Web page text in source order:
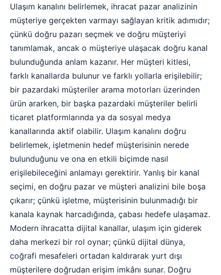
Ulaşım kanalını belirlemek, ihracat pazar analizinin
müşteriye gerçekten varmayı sağlayan kritik adımıdır;
çünkü doğru pazarı seçmek ve doğru müşteriyi
tanımlamak, ancak o müşteriye ulaşacak doğru kanal
bulunduğunda anlam kazanır. Her müşteri kitlesi,
farklı kanallarda bulunur ve farklı yollarla erişilebilir;
bir pazardaki müşteriler arama motorları üzerinden
ürün ararken, bir başka pazardaki müşteriler belirli
ticaret platformlarında ya da sosyal medya
kanallarında aktif olabilir. Ulaşım kanalını doğru
belirlemek, işletmenin hedef müşterisinin nerede
bulunduğunu ve ona en etkili biçimde nasıl
erişilebileceğini anlamayı gerektirir. Yanlış bir kanal
seçimi, en doğru pazar ve müşteri analizini bile boşa
çıkarır; çünkü işletme, müşterisinin bulunmadığı bir
kanala kaynak harcadığında, çabası hedefe ulaşamaz.
Modern ihracatta dijital kanallar, ulaşım için giderek
daha merkezi bir rol oynar; çünkü dijital dünya,
coğrafi mesafeleri ortadan kaldırarak yurt dışı
müşterilere doğrudan erişim imkânı sunar. Doğru